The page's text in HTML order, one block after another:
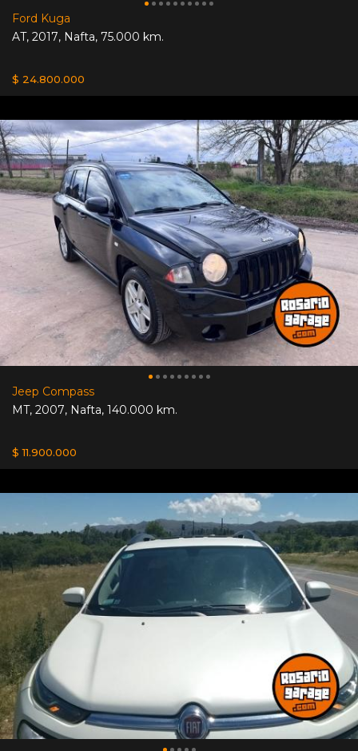
Ford Kuga
AT, 2017, Nafta, 75.000 km.
$ 24.800.000
Jeep Compass
MT, 2007, Nafta, 140.000 km.
$ 11.900.000